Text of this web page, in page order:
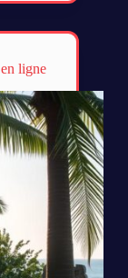
ligne